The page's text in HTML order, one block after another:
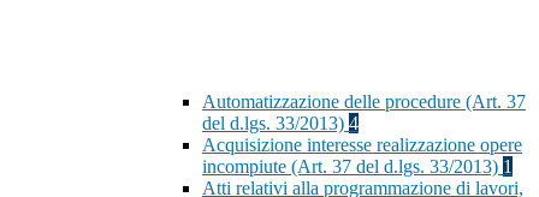
Automatizzazione delle procedure (Art. 37
del d.lgs. 33/2013) 4
Acquisizione interesse realizzazione opere
incompiute (Art. 37 del d.lgs. 33/2013) 1
Atti relativi alla programmazione di lavori,